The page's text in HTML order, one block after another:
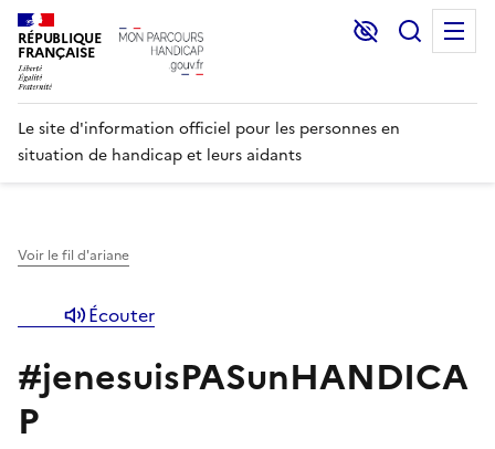
RÉPUBLIQUE
FRANÇAISE
Lecture et
Le site d'information officiel pour les personnes en
situation de handicap et leurs aidants
Voir le fil d'ariane
Écouter
#jenesuisPASunHANDICA
P